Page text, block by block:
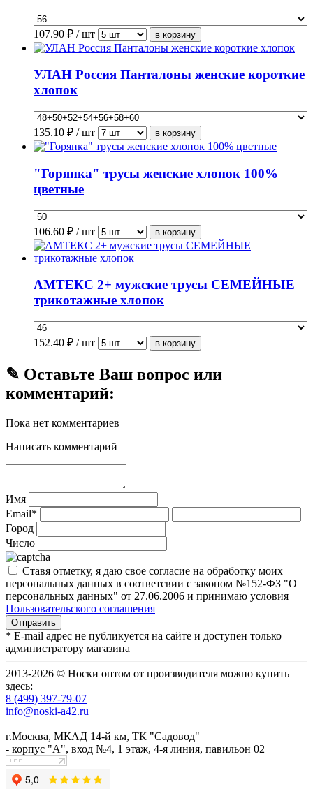
107.90 ₽ / шт
УЛАН Россия Панталоны женские короткие
хлопок
135.10 ₽ / шт
"Горянка" трусы женские хлопок 100%
цветные
106.60 ₽ / шт
АМТЕКС 2+ мужские трусы СЕМЕЙНЫЕ
трикотажные хлопок
152.40 ₽ / шт
✎ Оставьте Ваш вопрос или
комментарий:
Пока нет комментариев
Написать комментарий
Имя
Email*
Город
Число
Ставя отметку, я даю свое согласие на обработку моих
персональных данных в соответсвии с законом №152-ФЗ "О
персональных данных" от 27.06.2006 и принимаю условия
Пользовательского соглашения
* E-mail адрес не публикуется на сайте и доступен только
администратору магазина
2013-2026 © Носки оптом от производителя можно купить
здесь:
8 (499) 397-79-07
info@noski-a42.ru
г.Москва, МКАД 14-й км, ТК "Садовод"
- корпус "А", вход №4, 1 этаж, 4-я линия, павильон 02